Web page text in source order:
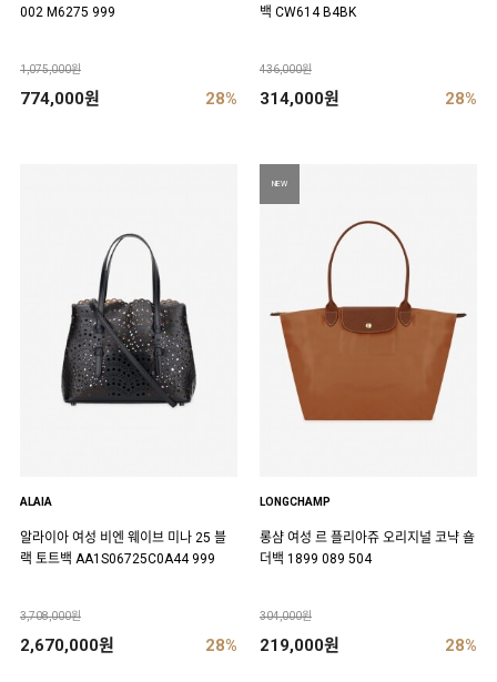
002 M6275 999
1,075,000원
774,000원 28%
백 CW614 B4BK
436,000원
314,000원 28%
ALAIA
알라이아 여성 비엔 웨이브 미나 25 블
랙 토트백 AA1S06725C0A44 999
3,708,000원
2,670,000원 28%
NEW
LONGCHAMP
롱샴 여성 르 플리아쥬 오리지널 코냑 숄
더백 1899 089 504
304,000원
219,000원 28%